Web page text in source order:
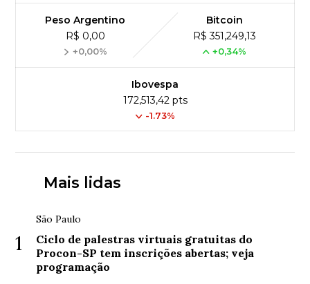
Peso Argentino
R$ 0,00
+0,00%
Bitcoin
R$ 351,249,13
+0,34%
Ibovespa
172,513,42 pts
-1.73%
Mais lidas
1
São Paulo
Ciclo de palestras virtuais gratuitas do
Procon-SP tem inscrições abertas; veja
programação